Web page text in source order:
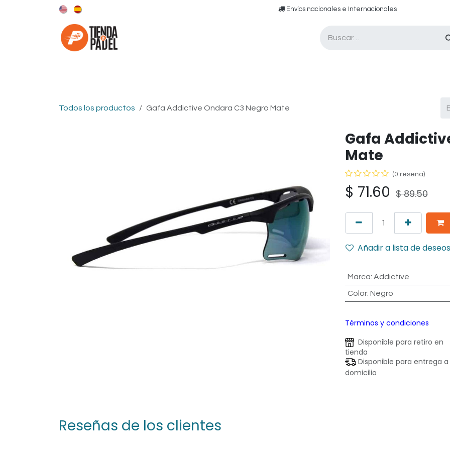
​​ E​nvíos nacionales e ​​​Internacionales​
Todos los productos Gafa Addictive Ondara C3 Negro Mate
Gafa
Mate
(0 reseña)
$ 71.60 $89.50
Añadir a lista de deseos
Marca: Addictive
Color: Negro
Términos y condiciones
Disponible para retiro en
tienda
Disponible para entrega a
domicilio
Reseñas de los clientes